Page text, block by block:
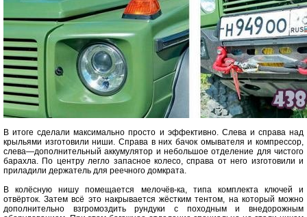
В итоге сделали максимально просто и эффективно. Слева и справа над
крыльями изготовили ниши. Справа в них бачок омывателя и компрессор,
слева—дополнительный аккумулятор и небольшое отделение для чистого
барахла. По центру легло запасное колесо, справа от него изготовили и
приладили держатель для реечного домкрата.
В колёсную нишу помещается мелочёв-ка, типа комплекта ключей и
отвёрток. Затем всё это накрывается жёстким тентом, на который можно
дополнительно взгромоздить рундуки с походным и внедорожным